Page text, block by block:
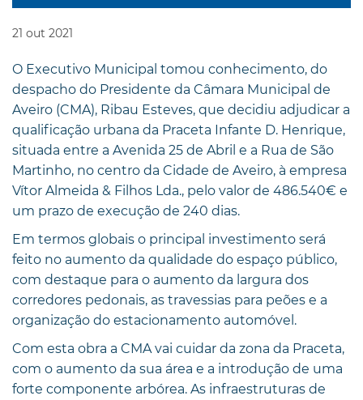
21 out 2021
O Executivo Municipal tomou conhecimento, do
despacho do Presidente da Câmara Municipal de
Aveiro (CMA), Ribau Esteves, que decidiu adjudicar a
qualificação urbana da Praceta Infante D. Henrique,
situada entre a Avenida 25 de Abril e a Rua de São
Martinho, no centro da Cidade de Aveiro, à empresa
Vítor Almeida & Filhos Lda., pelo valor de 486.540€ e
um prazo de execução de 240 dias.
Em termos globais o principal investimento será
feito no aumento da qualidade do espaço público,
com destaque para o aumento da largura dos
corredores pedonais, as travessias para peões e a
organização do estacionamento automóvel.
Com esta obra a CMA vai cuidar da zona da Praceta,
com o aumento da sua área e a introdução de uma
forte componente arbórea. As infraestruturas de